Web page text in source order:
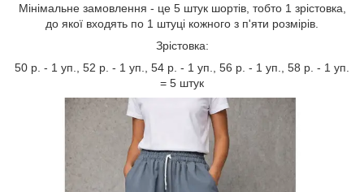
Мінімальне замовлення - це 5 штук шортів, тобто 1 зрістовка,
до якої входять по 1 штуці кожного з п'яти розмірів.
Зрістовка:
50 р. - 1 уп., 52 р. - 1 уп., 54 р. - 1 уп., 56 р. - 1 уп., 58 р. - 1 уп.
= 5 штук